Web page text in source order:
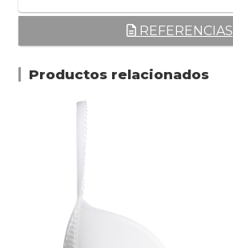
REFERENCIAS
Productos relacionados